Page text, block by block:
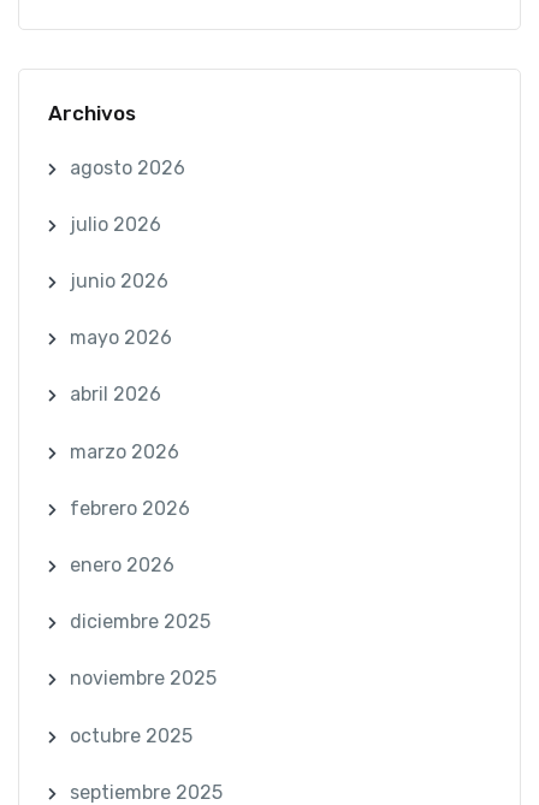
Archivos
agosto 2026
julio 2026
junio 2026
mayo 2026
abril 2026
marzo 2026
febrero 2026
enero 2026
diciembre 2025
noviembre 2025
octubre 2025
septiembre 2025